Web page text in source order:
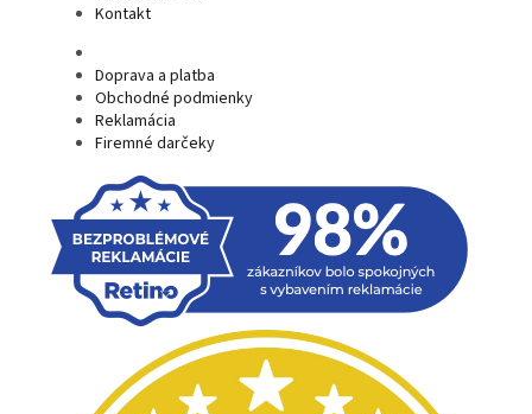
Kontakt
Doprava a platba
Obchodné podmienky
Reklamácia
Firemné darčeky